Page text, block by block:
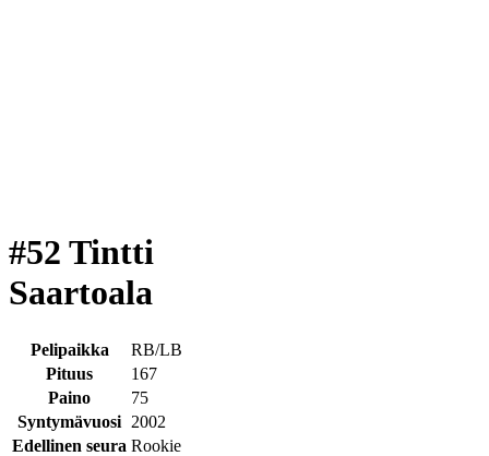
#52 Tintti
Saartoala
Pelipaikka
RB/LB
Pituus
167
Paino
75
Syntymävuosi 2002
Edellinen seura Rookie